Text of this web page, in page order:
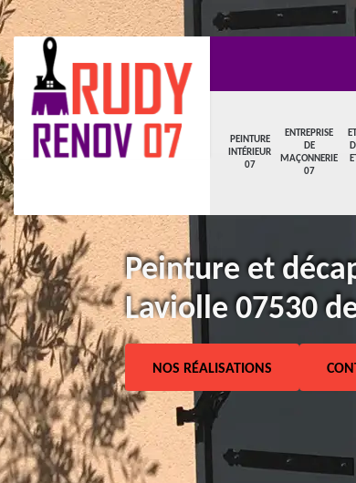
PEINTURE
INTÉRIEUR
07
ENTREPRISE
DE
MAÇONNERIE
07
Peinture et
Laviolle 07530
NOS RÉALISATIONS